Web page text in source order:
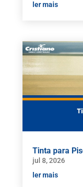
ler mais
Tinta para
jul 8, 2026
ler mais